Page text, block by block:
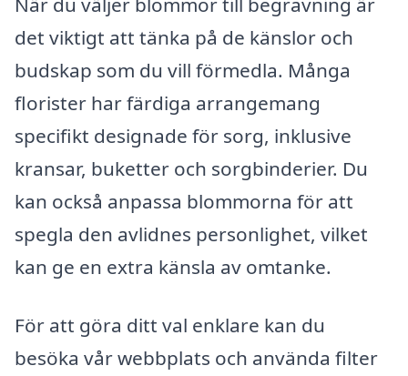
det viktigt att tänka på de känslor och
budskap som du vill förmedla. Många
florister har färdiga arrangemang
specifikt designade för sorg, inklusive
kransar, buketter och sorgbinderier. Du
kan också anpassa blommorna för att
spegla den avlidnes personlighet, vilket
kan ge en extra känsla av omtanke.
För att göra ditt val enklare kan du
besöka vår webbplats och använda filter